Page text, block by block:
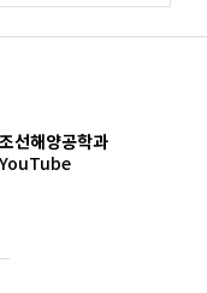
조선해양공학과
YouTube